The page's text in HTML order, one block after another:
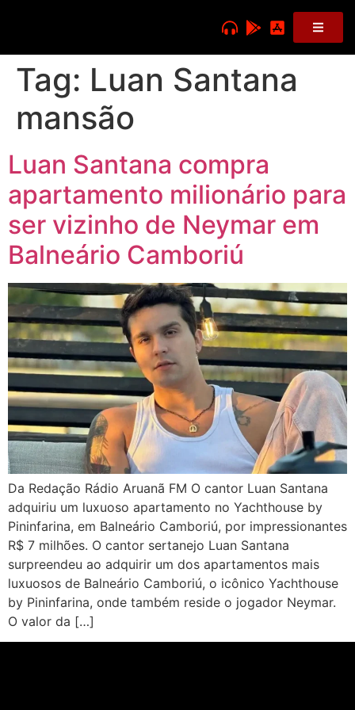
Tag: Luan Santana
mansão
Luan Santana compra
apartamento milionário para
ser vizinho de Neymar em
Balneário Camboriú
Da Redação Rádio Aruanã FM O cantor Luan Santana
adquiriu um luxuoso apartamento no Yachthouse by
Pininfarina, em Balneário Camboriú, por impressionantes
R$ 7 milhões. O cantor sertanejo Luan Santana
surpreendeu ao adquirir um dos apartamentos mais
luxuosos de Balneário Camboriú, o icônico Yachthouse
by Pininfarina, onde também reside o jogador Neymar.
O valor da […]